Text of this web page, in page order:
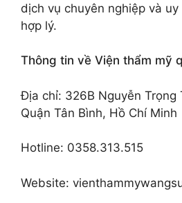
dịch vụ chuyên nghiệp và
hợp lý.
Thông tin về Viện thẩm mỹ
Địa chỉ: 326B Nguyễn Trọng
Quận Tân Bình, Hồ Chí Minh
Hotline: 0358.313.515
Website: